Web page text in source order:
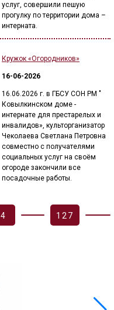
услуг, совершили пешую
прогулку по территории дома –
интерната.
Кружок «Огородников»
16-06-2026
16.06.2026 г. в ГБСУ СОН РМ "
Ковылкинском доме -
интернате для престарелых и
инвалидов», культорганизатор
Чеколаева Светлана Петровна
совместно с получателями
социальных услуг на своём
огороде закончили все
посадочные работы.
4 127